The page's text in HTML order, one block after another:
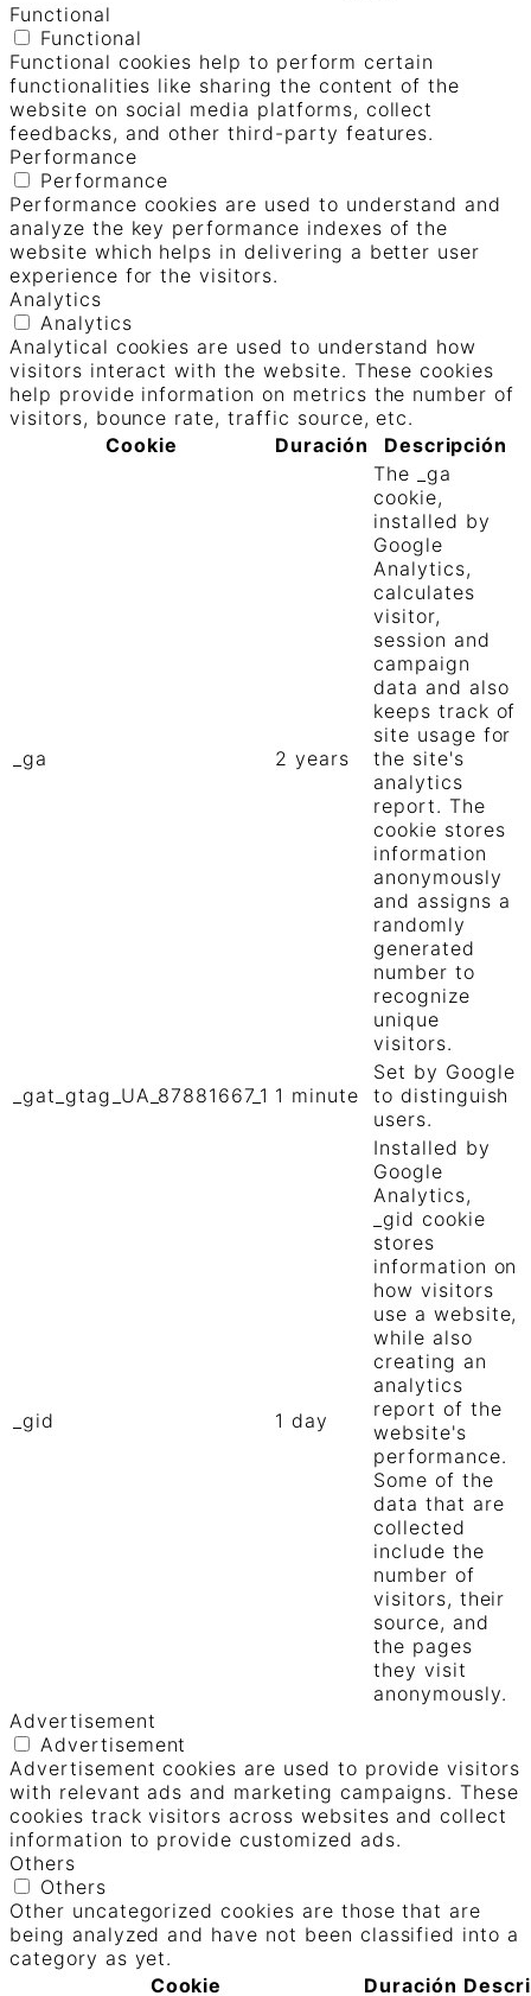
Functional
Functional
Functional cookies help to perform certain
functionalities like sharing the content of the
website on social media platforms, collect
feedbacks, and other third-party features.
Performance
Performance
Performance cookies are used to understand and
analyze the key performance indexes of the
website which helps in delivering a better user
experience for the visitors.
Analytics
Analytics
Analytical cookies are used to understand how
visitors interact with the website. These cookies
help provide information on metrics the number of
visitors, bounce rate, traffic source, etc.
Cookie
Duración Descripción
_ga 2 years
The _ga
cookie,
installed by
Google
Analytics,
calculates
visitor,
session and
campaign
data and also
keeps track of
site usage for
the site's
analytics
report. The
cookie stores
information
anonymously
and assigns a
randomly
generated
number to
recognize
unique
visitors.
_gat_gtag_UA_87881667_1 1 minute
Set by Google
to distinguish
users.
_gid 1 day
Installed by
Google
Analytics,
_gid cookie
stores
information on
how visitors
use a website,
while also
creating an
analytics
report of the
website's
performance.
Some of the
data that are
collected
include the
number of
visitors, their
source, and
the pages
they visit
anonymously.
Advertisement
Advertisement
Advertisement cookies are used to provide visitors
with relevant ads and marketing campaigns. These
cookies track visitors across websites and collect
information to provide customized ads.
Others
Others
Other uncategorized cookies are those that are
being analyzed and have not been classified into a
category as yet.
Cookie
Duración